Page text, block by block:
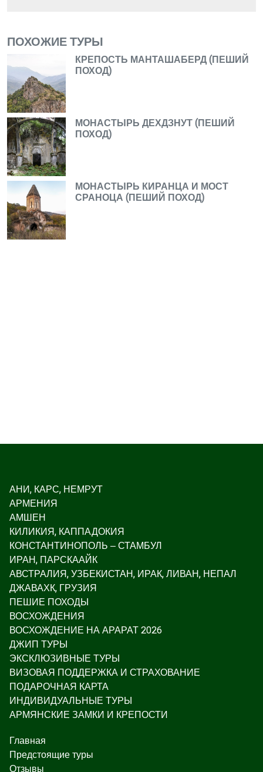
ПОХОЖИЕ ТУРЫ
КРЕПОСТЬ МАНТАШАБЕРД (ПЕШИЙ
ПОХОД)
МОНАСТЫРЬ ДЕХДЗНУТ (ПЕШИЙ
ПОХОД)
МОНАСТЫРЬ КИРАНЦА И МОСТ
СРАНОЦА (ПЕШИЙ ПОХОД)
АНИ, КАРС, НЕМРУТ
АРМЕНИЯ
АМШЕН
КИЛИКИЯ, КАППАДОКИЯ
КОНСТАНТИНОПОЛЬ – СТАМБУЛ
ИРАН, ПАРСКААЙК
АВСТРАЛИЯ, УЗБЕКИСТАН, ИРАК, ЛИВАН, НЕПАЛ
ДЖАВАХК, ГРУЗИЯ
ПЕШИЕ ПОХОДЫ
ВОСХОЖДЕНИЯ
ВОСХОЖДЕНИЕ НА АРАРАТ 2026
ДЖИП ТУРЫ
ЭКСКЛЮЗИВНЫЕ ТУРЫ
ВИЗОВАЯ ПОДДЕРЖКА И СТРАХОВАНИЕ
ПОДАРОЧНАЯ КАРТА
ИНДИВИДУАЛЬНЫЕ ТУРЫ
АРМЯНСКИЕ ЗАМКИ И КРЕПОСТИ
Главная
Предстоящие туры
Отзывы